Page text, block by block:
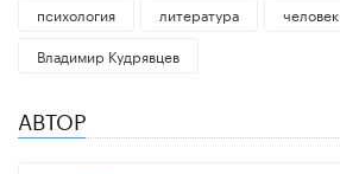
психология
литература человек
Владимир Кудрявцев
АВТОР